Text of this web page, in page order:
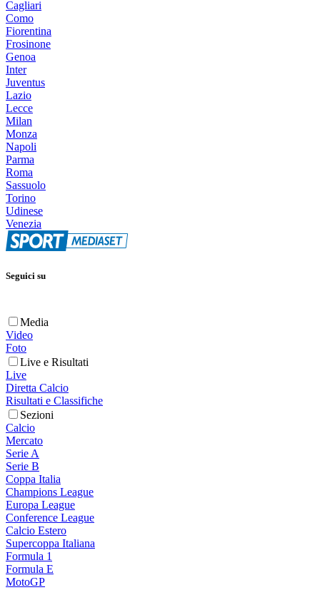
Cagliari
Como
Fiorentina
Frosinone
Genoa
Inter
Juventus
Lazio
Lecce
Milan
Monza
Napoli
Parma
Roma
Sassuolo
Torino
Udinese
Venezia
Seguici su
Media
Video
Foto
Live e Risultati
Live
Diretta Calcio
Risultati e Classifiche
Sezioni
Calcio
Mercato
Serie A
Serie B
Coppa Italia
Champions League
Europa League
Conference League
Calcio Estero
Supercoppa Italiana
Formula 1
Formula E
MotoGP